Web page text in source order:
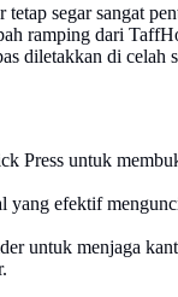
tetap segar sangat
ramping dari
diletakkan di celah
Press untuk
yang efektif
untuk menjaga